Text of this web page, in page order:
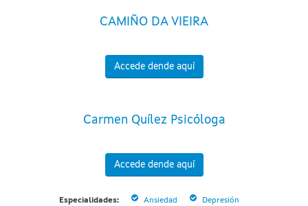
CAMIÑO DA VIEIRA
Accede dende aquí
Carmen Quílez Psicóloga
Accede dende aquí
Especialidades: Ansiedad Depresión